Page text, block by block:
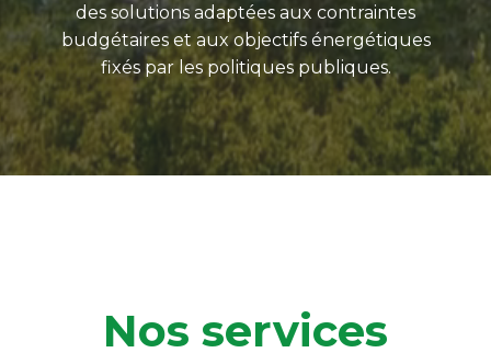
des solutions adaptées aux contraintes
budgétaires et aux objectifs énergétiques
fixés par les politiques publiques.
Nos services